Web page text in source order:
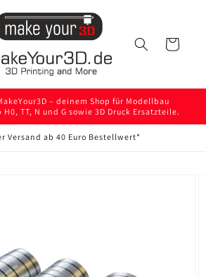
Warenkorb
– deinem Shop für Modellbau
TT, N und G sowie 3D Druck Ersatzteile.
Versand ab 40 Euro Bestellwert*